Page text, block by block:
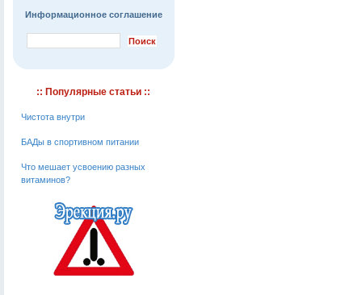
Информационное соглашение
:: Популярные статьи ::
Чистота внутри
БАДы в спортивном питании
Что мешает усвоению разных
витаминов?